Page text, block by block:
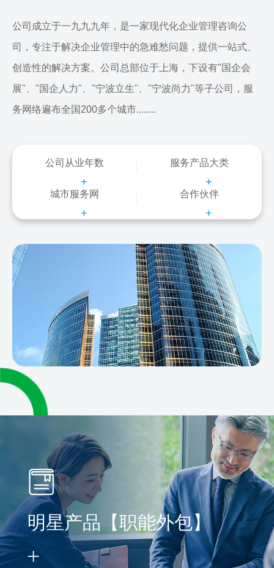
公司成立于一九九九年，是一家现代化企业管理咨询公
司，专注于解决企业管理中的急难愁问题，提供一站式、
创造性的解决方案。公司总部位于上海，下设有"国企会
展"、"国企人力"、"宁波立生"、"宁波尚力"等子公司，服
务网络遍布全国200多个城市........
公司从业年数
+
服务产品大类
+
城市服务网
+
合作伙伴
+
明星产品【职能外包】